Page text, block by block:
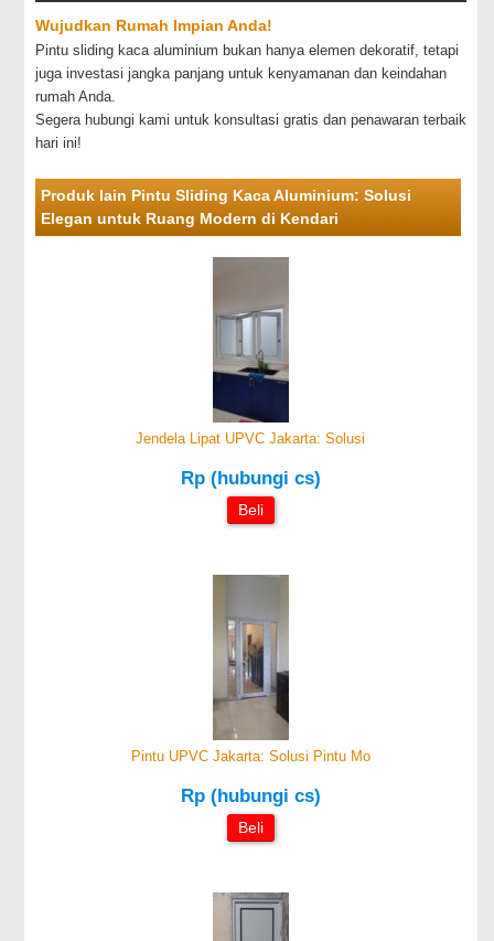
Wujudkan Rumah Impian Anda!
Pintu sliding kaca aluminium bukan hanya elemen dekoratif, tetapi
juga investasi jangka panjang untuk kenyamanan dan keindahan
rumah Anda.
Segera hubungi kami untuk konsultasi gratis dan penawaran terbaik
hari ini!
Produk lain Pintu Sliding Kaca Aluminium: Solusi
Elegan untuk Ruang Modern di Kendari
Jendela Lipat UPVC Jakarta: Solusi
Rp (hubungi cs)
Beli
Pintu UPVC Jakarta: Solusi Pintu Mo
Rp (hubungi cs)
Beli